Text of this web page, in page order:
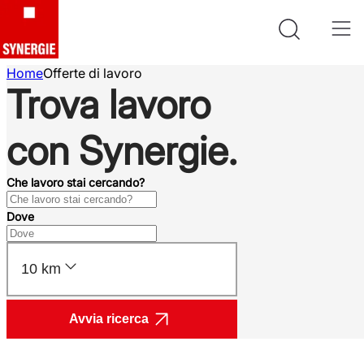
HomeOfferte di lavoro
Trova lavoro
con Synergie.
Che lavoro stai cercando?
Dove
10 km
Avvia ricerca